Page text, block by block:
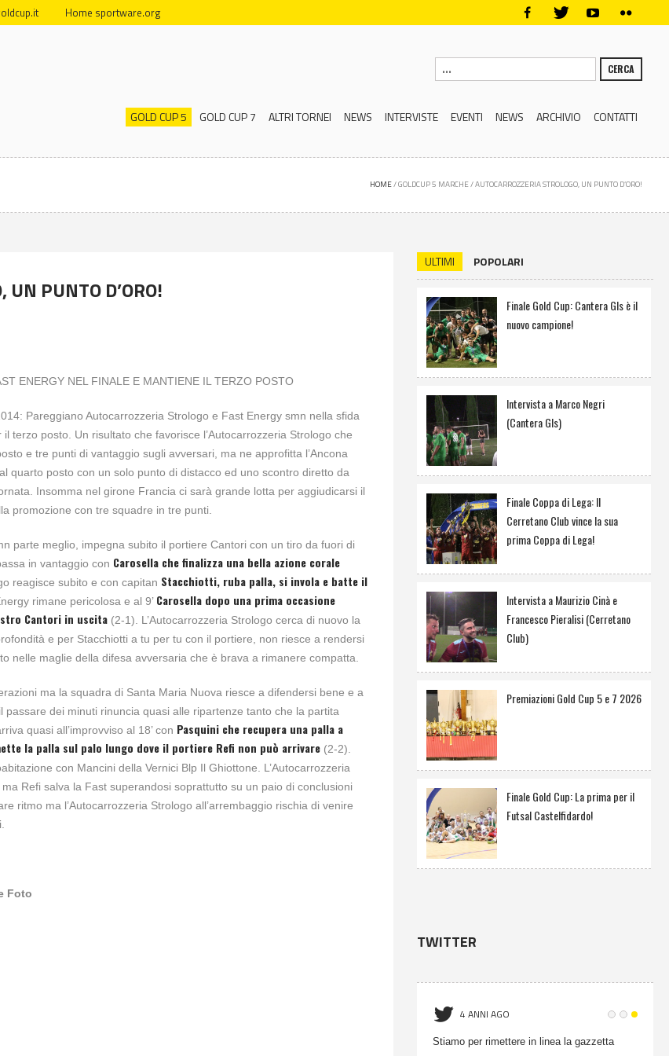
Home sportware.org
CERCA
GOLD CUP 5 GOLD CUP 7 ALTRI TORNEI NEWS INTERVISTE EVENTI NEWS ARCHIVIO CONTATTI
HOME/GOLDCUP 5 MARCHE/AUTOCARROZZERIA STROLOGO, UN PUNTO D’ORO!
UN PUNTO D’ORO!
ENERGY NEL FINALE E MANTIENE IL TERZO POSTO
Pareggiano Autocarrozzeria Strologo e Fast Energy smn nella sfida
terzo posto. Un risultato che favorisce l’Autocarrozzeria Strologo che
e tre punti di vantaggio sugli avversari, ma ne approfitta l’Ancona
quarto posto con un solo punto di distacco ed uno scontro diretto da
Insomma nel girone Francia ci sarà grande lotta per aggiudicarsi il
promozione con tre squadre in tre punti.
parte meglio, impegna subito il portiere Cantori con un tiro da fuori di
in vantaggio con Carosella che finalizza una bella azione corale
reagisce subito e con capitan Stacchiotti, ruba palla, si invola e batte il
rimane pericolosa e al 9’ Carosella dopo una prima occasione
Cantori in uscita (2-1). L’Autocarrozzeria Strologo cerca di nuovo la
e per Stacchiotti a tu per tu con il portiere, non riesce a rendersi
nelle maglie della difesa avversaria che è brava a rimanere compatta.
ma la squadra di Santa Maria Nuova riesce a difendersi bene e a
dei minuti rinuncia quasi alle ripartenze tanto che la partita
quasi all’improvviso al 18’ con Pasquini che recupera una palla a
la palla sul palo lungo dove il portiere Refi non può arrivare (2-2).
con Mancini della Vernici Blp Il Ghiottone. L’Autocarrozzeria
Refi salva la Fast superandosi soprattutto su un paio di conclusioni
ritmo ma l’Autocarrozzeria Strologo all’arrembaggio rischia di venire
Foto
ULTIMI POPOLARI
Finale Gold Cup: Cantera Gls è il
nuovo campione!
Intervista a Marco Negri
(Cantera Gls)
Finale Coppa di Lega: Il
Cerretano Club vince la sua
prima Coppa di Lega!
Intervista a Maurizio Cinà e
Francesco Pieralisi (Cerretano
Club)
Premiazioni Gold Cup 5 e 7 2026
Finale Gold Cup: La prima per il
Futsal Castelfidardo!
TWITTER
4 ANNI AGO
Stiamo per rimettere in linea la gazzetta